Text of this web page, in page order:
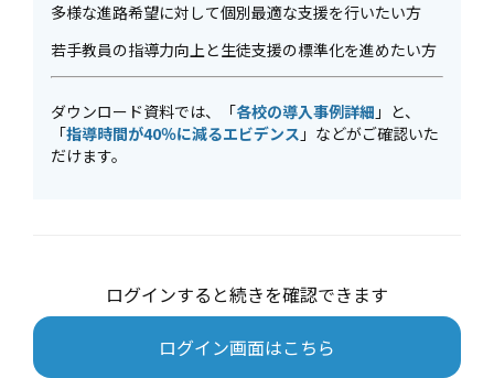
多様な進路希望に対して個別最適な支援を行いたい方
若手教員の指導力向上と生徒支援の標準化を進めたい方
ダウンロード資料では、「各校の導入事例詳細 」と、
「指導時間が40％に減るエビデンス 」などがご確認いた
だけます。
ログインすると続きを確認できます
ログイン画面はこちら